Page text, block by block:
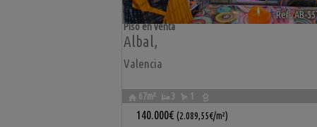
Ref.. AB-
Albal,
Valencia
Piso en venta
67m² 3 1
140.000€ (2.089,55€/m²)